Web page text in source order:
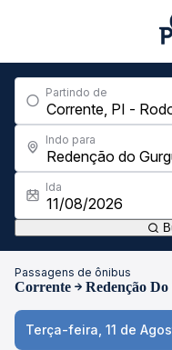
Partindo de
Indo para
Ida
Passagens de ônibus
Corrente Redenção
Terça-feira, 11 de